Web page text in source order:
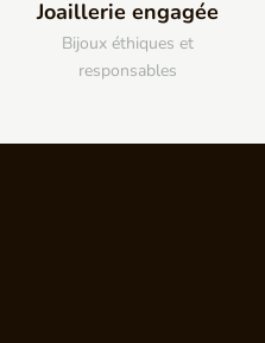
Joaillerie engagée
Bijoux éthiques et
responsables